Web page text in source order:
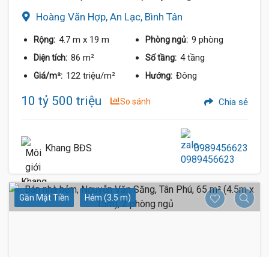
Hoàng Văn Hợp, An Lạc, Bình Tân
Rộng: 4.7 m x 19 m Phòng ngủ: 9 phòng
Diện tích: 86 m² Số tầng: 4 tầng
Giá/m²: 122 triệu/m² Hướng: Đông
10 tỷ 500 triệu So sánh Chia sẻ
Khang BĐS 0989456623
Gần Mặt Tiền Hẻm (3.5 m)